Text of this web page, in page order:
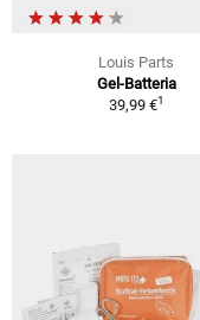
Louis Parts
Gel-Batteria
39,99 €1